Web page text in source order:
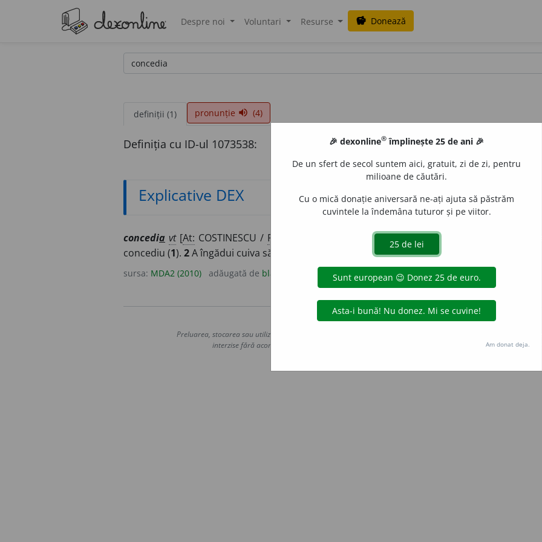
Despre noi Voluntari Resurse savings Donează
definiții (1) pronunție volume_up (4)
Definiția cu ID-ul 1073538:
Explicative DEX
concedia vt[At: COSTINESCU / P: Pzi: ~iez/E: fr congédier ) A
concediu (1). 2A îngădui cuiva să se retragă. A da afară.4A demite.
sursa: MDA2 (2010) adăugată de blaurb.
Copyright © 2004-2026 dexonline (https://dexonline.ro)
Preluarea, stocarea sau utilizarea datelor de pe acest site, inclusiv prin orice metode de extragere automată
interzise fără acordul nostru prealabil scris, cu excepția seturilor de date oferite oficial spre utilizare
🎉 dexonline® împlinește 25 de ani 🎉
De un sfert de secol suntem aici, gratuit, zi de zi, pentru
milioane de căutări.
Cu o mică donație aniversară ne-ați ajuta să păstrăm
cuvintele la îndemâna tuturor și pe viitor.
Am donat deja.